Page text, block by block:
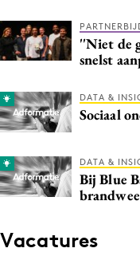
''Niet de
snelst
DATA &
Sociaal
DATA &
Bij Blue
Vacatures